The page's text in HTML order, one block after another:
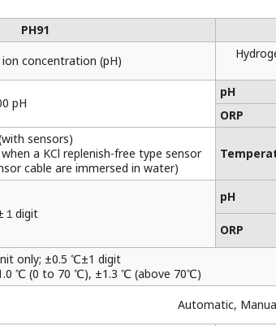
PH91
ion concentration (pH)
pH
pH
ORP
sensors)
a KCl replenish-free type sensor
cable are immersed in water)
１digit
pH
ORP
only; ±0.5 ℃±1 digit
℃ (0 to 70 ℃), ±1.3 ℃ (above 70℃)
Automatic,